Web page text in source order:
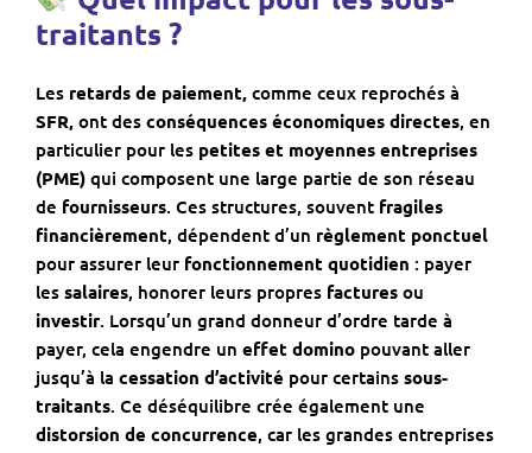
traitants ?
Les retards de paiement, comme ceux reprochés à
SFR, ont des conséquences économiques directes, en
particulier pour les petites et moyennes entreprises
(PME) qui composent une large partie de son réseau
de fournisseurs. Ces structures, souvent fragiles
financièrement, dépendent d’un règlement ponctuel
pour assurer leur fonctionnement quotidien : payer
les salaires, honorer leurs propres factures ou
investir. Lorsqu’un grand donneur d’ordre tarde à
payer, cela engendre un effet domino pouvant aller
jusqu’à la cessation d’activité pour certains sous-
traitants. Ce déséquilibre crée également une
distorsion de concurrence, car les grandes entreprises